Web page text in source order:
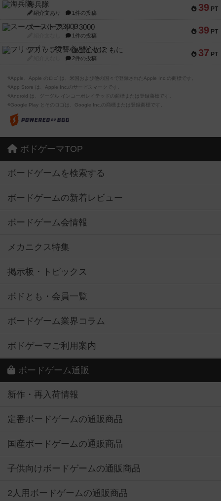
39 PT
海兵隊
紹介文あり 1件の投稿
39 PT
スーパーストア3000
1件の投稿
37 PT
フリップ７：復讐心とともに
2件の投稿
※Apple、Apple のロゴ は、米国および他の国々で登録されたApple Inc.の商標です。
※App Store は、Apple Inc.のサービスマークです。
※Android は、グーグル インコーポレイテッドの商標または登録商標です。
※Google Play とそのロゴは、Google Inc.の商標または登録商標です。
ボドゲーマTOP
ボードゲームを検索する
ボードゲームの新着レビュー
ボードゲーム会情報
メカニクス特集
掲示板・トピックス
ボドとも・会員一覧
ボードゲーム業界コラム
ボドゲーマご利用案内
ボードゲーム通販
新作・再入荷情報
定番ボードゲームの通販商品
国産ボードゲームの通販商品
子供向けボードゲームの通販商品
2人用ボードゲームの通販商品